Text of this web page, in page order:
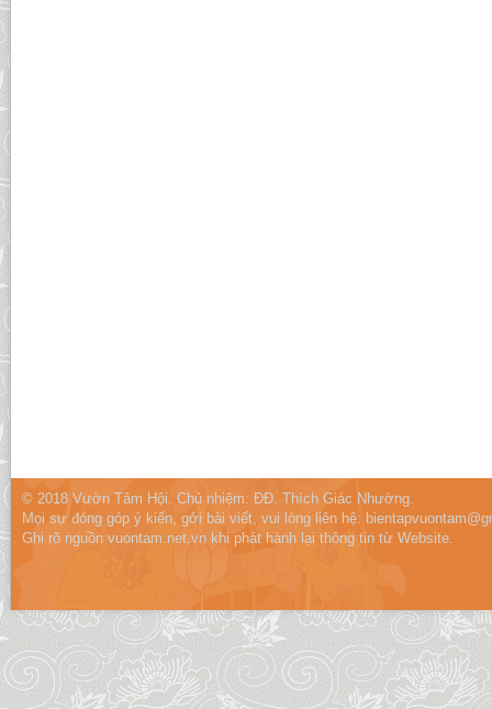
© 2018 Vườn Tâm Hội. Chủ nhiệm: ĐĐ. Thích Giác Nhường.
Mọi sự đóng góp ý kiến, gởi bài viết, vui lòng liên hệ:
Ghi rõ nguồn vuontam.net.vn khi phát hành lại thông tin từ Website.